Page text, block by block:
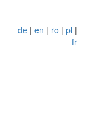
de| en | ro | pl |
fr